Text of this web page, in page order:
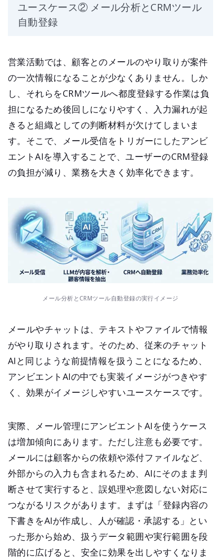
ユースケース② メール分析とCRMツール
自動登録
営業活動では、顧客とのメールのやり取りが案件
の一次情報になることが少なくありません。しか
し、それらをCRMツールへ都度登録する作業は負
担になるため後回しになりやすく、入力漏れが起
きると組織としての判断材料が欠けてしまいま
す。そこで、メール受信をトリガーにしたアンビ
エントAIを導入することで、ユーザーのCRM登録
の負担が減り、業務を大きく効率化できます。
メール分析とCRMツール自動登録の実行イメージ
メールやチャットは、テキストやファイルで情報
がやり取りされます。そのため、従来のチャット
AIと同じような前提情報を扱うことになるため、
アンビエントAIの中でも実装イメージがつきやす
く、効果がイメージしやすいユースケースです。
実際、メール管理にアンビエントAIを使うケース
は増加傾向にあります。ただし注意も必要です。
メールには顧客からの依頼や添付ファイルなど、
外部からの入力も含まれるため、AIにそのまま判
断させて実行すると、誤処理や意図しない対応に
つながるリスクがあります。まずは「登録内容の
下書きをAIが作成し、人が確認・承認する」とい
った形から始め、扱うデータ範囲や実行範囲を段
階的に広げると、安全に効果を出しやすくなりま